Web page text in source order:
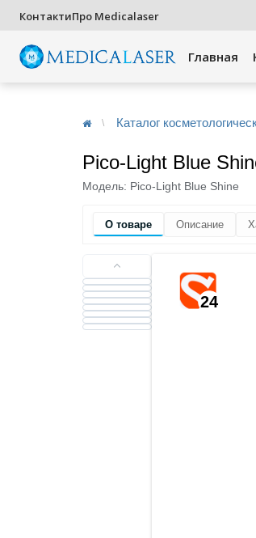
КонтактиПро Medicalaser
Главная
Каталог
Pico-Light Blue
Модель: Pico-Light Blue Shine
О товаре Описание
24